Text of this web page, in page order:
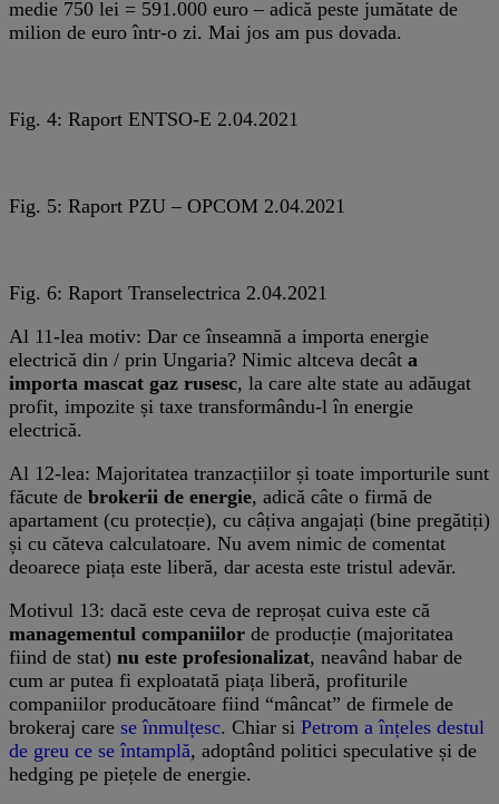
medie 750 lei = 591.000 euro – adică peste jumătate de
milion de euro într-o zi. Mai jos am pus dovada.
Fig. 4: Raport ENTSO-E 2.04.2021
Fig. 5: Raport PZU – OPCOM 2.04.2021
Fig. 6: Raport Transelectrica 2.04.2021
Al 11-lea motiv: Dar ce înseamnă a importa energie
electrică din / prin Ungaria? Nimic altceva decât a
importa mascat gaz rusesc, la care alte state au adăugat
profit, impozite și taxe transformându-l în energie
electrică.
Al 12-lea: Majoritatea tranzacțiilor și toate importurile sunt
făcute de brokerii de energie, adică câte o firmă de
apartament (cu protecție), cu câțiva angajați (bine pregătiți)
și cu căteva calculatoare. Nu avem nimic de comentat
deoarece piața este liberă, dar acesta este tristul adevăr.
Motivul 13: dacă este ceva de reproșat cuiva este că
managementul companiilor de producție (majoritatea
fiind de stat) nu este profesionalizat, neavând habar de
cum ar putea fi exploatată piața liberă, profiturile
companiilor producătoare fiind “mâncat” de firmele de
brokeraj care se înmulțesc. Chiar si Petrom a înțeles destul
de greu ce se întamplă, adoptând politici speculative și de
hedging pe piețele de energie.